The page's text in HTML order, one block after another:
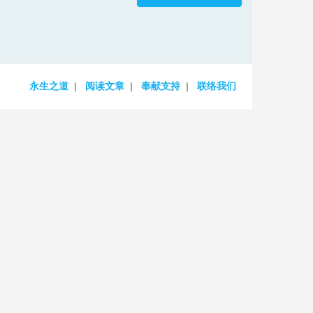
永生之道 阅读文章 奉献支持 联络我们